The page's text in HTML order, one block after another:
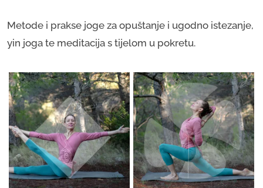
Metode i prakse joge za opuštanje i ugodno istezanje,
yin joga te meditacija s tijelom u pokretu.